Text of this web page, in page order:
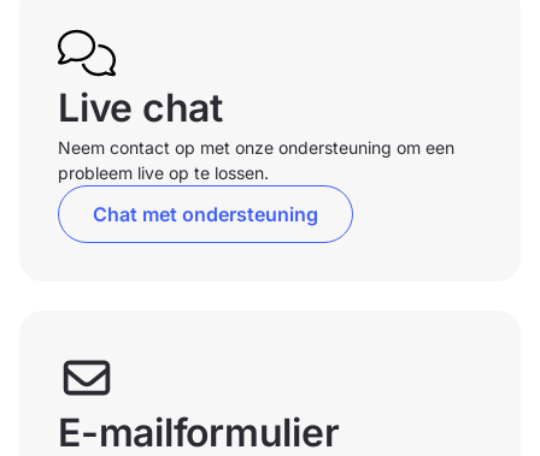
Live chat
Neem contact op met onze ondersteuning om een
probleem live op te lossen.
Chat met ondersteuning
E-mailformulier